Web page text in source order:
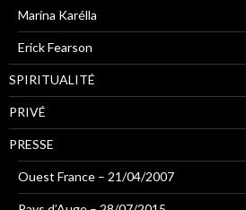
Marína Karélla
Erick Fearson
SPIRITUALITÉ
PRIVÉ
PRESSE
Ouest France – 21/04/2007